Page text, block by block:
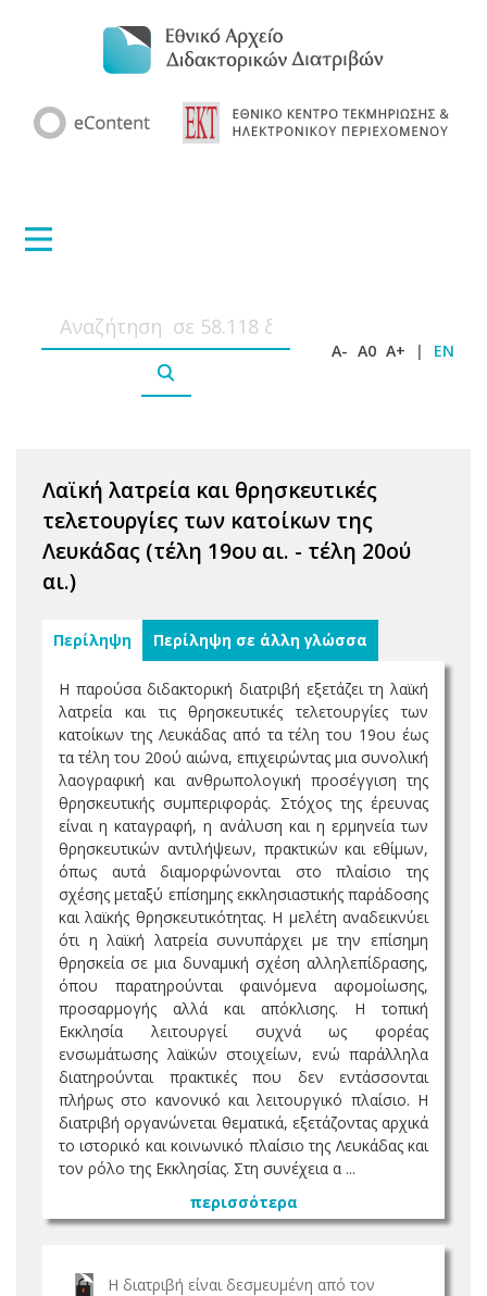
A- A0 A+ | EN
Λαϊκή λατρεία και θρησκευτικές
τελετουργίες των κατοίκων της
Λευκάδας (τέλη 19ου αι. - τέλη 20ού
αι.)
Περίληψη Περίληψη σε άλλη γλώσσα
Η παρούσα διδακτορική διατριβή εξετάζει τη λαϊκή
λατρεία και τις θρησκευτικές τελετουργίες των
κατοίκων της Λευκάδας από τα τέλη του 19ου έως
τα τέλη του 20ού αιώνα, επιχειρώντας μια συνολική
λαογραφική και ανθρωπολογική προσέγγιση της
θρησκευτικής συμπεριφοράς. Στόχος της έρευνας
είναι η καταγραφή, η ανάλυση και η ερμηνεία των
θρησκευτικών αντιλήψεων, πρακτικών και εθίμων,
όπως αυτά διαμορφώνονται στο πλαίσιο της
σχέσης μεταξύ επίσημης εκκλησιαστικής παράδοσης
και λαϊκής θρησκευτικότητας. Η μελέτη αναδεικνύει
ότι η λαϊκή λατρεία συνυπάρχει με την επίσημη
θρησκεία σε μια δυναμική σχέση αλληλεπίδρασης,
όπου παρατηρούνται φαινόμενα αφομοίωσης,
προσαρμογής αλλά και απόκλισης. Η τοπική
Εκκλησία λειτουργεί συχνά ως φορέας
ενσωμάτωσης λαϊκών στοιχείων, ενώ παράλληλα
διατηρούνται πρακτικές που δεν εντάσσονται
πλήρως στο κανονικό και λειτουργικό πλαίσιο. Η
διατριβή οργανώνεται θεματικά, εξετάζοντας αρχικά
το ιστορικό και κοινωνικό πλαίσιο της Λευκάδας και
τον ρόλο της Εκκλησίας. Στη συνέχεια α ...
περισσότερα
Η διατριβή είναι δεσμευμένη από τον